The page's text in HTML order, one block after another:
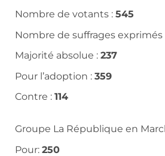
Nombre de votants : 545
Nombre de suffrages exprimés
Majorité absolue : 237
Pour l’adoption : 359
Contre : 114
Groupe La République en
Pour: 250